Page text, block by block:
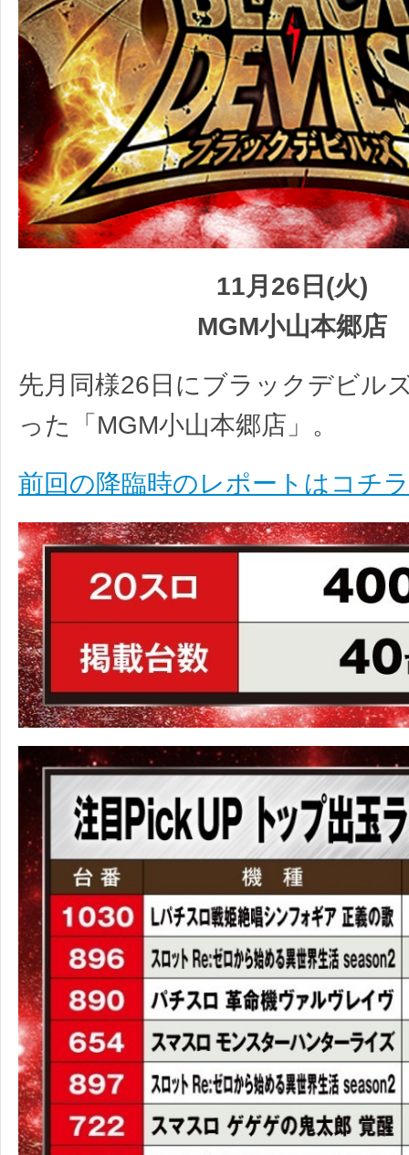
11月26日(火)
MGM小山本郷店
先月同様26日にブラックデビル
った「MGM小山本郷店」。
前回の降臨時のレポートはコチラ